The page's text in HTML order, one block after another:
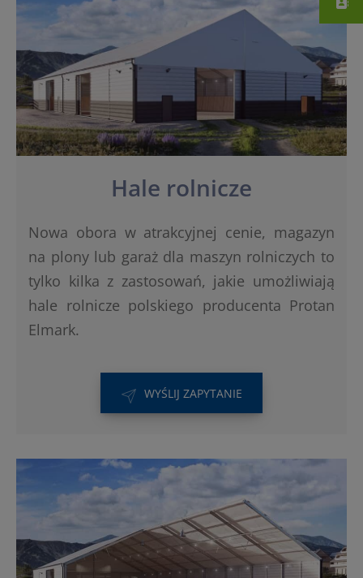
Hale rolnicze
Nowa obora w atrakcyjnej cenie, magazyn
na plony lub garaż dla maszyn rolniczych to
tylko kilka z zastosowań, jakie umożliwiają
hale rolnicze polskiego producenta Protan
Elmark.
WYŚLIJ ZAPYTANIE